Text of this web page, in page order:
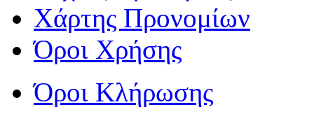
Χάρτης Προνομίων
Όροι Χρήσης
Όροι Κλήρωσης